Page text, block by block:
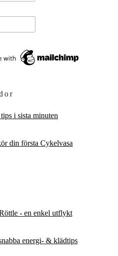
i sista minuten
din första Cykelvasa
- en enkel utflykt
energi- & klädtips